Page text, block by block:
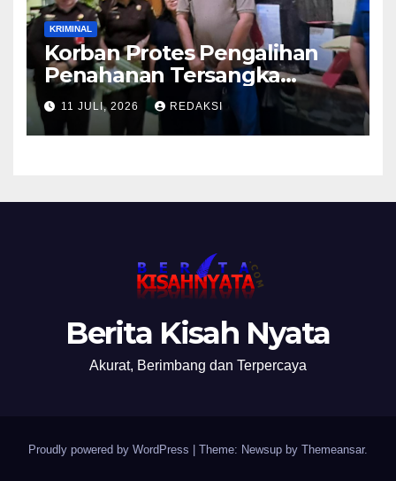
KRIMINAL
Korban Protes Pengalihan
Penahanan Tersangka
Pemalsuan Merek Skincare,
Kasi Penkum Kejati Jatim:
Nanti Saya Tegur Jaksanya
11 JULI, 2026 REDAKSI
Berita Kisah Nyata
Akurat, Berimbang dan Terpercaya
Proudly powered by WordPress Theme: Newsup by Themeansar.